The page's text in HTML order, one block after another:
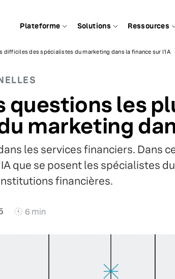
Plateforme Solutions Ressources
difficiles des spécialistes du marketing dans la finance sur l'IA
questions les
marketing
les services financiers. Dans
que se posent les spécialistes
financières.
6 min